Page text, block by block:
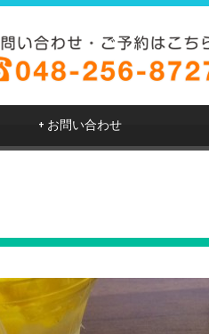
お問い合わせ
+